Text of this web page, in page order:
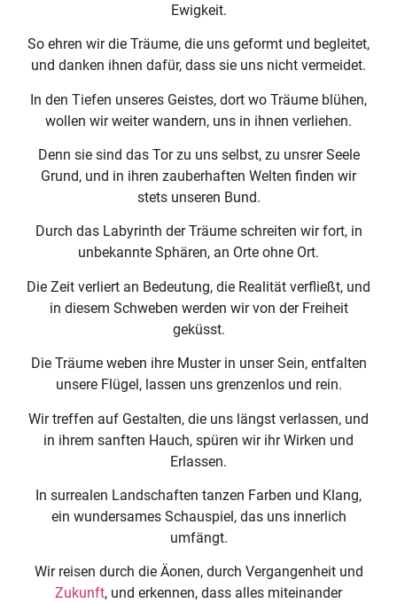
Ewigkeit.
So ehren wir die Träume, die uns geformt und begleitet,
und danken ihnen dafür, dass sie uns nicht vermeidet.
In den Tiefen unseres Geistes, dort wo Träume blühen,
wollen wir weiter wandern, uns in ihnen verliehen.
Denn sie sind das Tor zu uns selbst, zu unsrer Seele
Grund, und in ihren zauberhaften Welten finden wir
stets unseren Bund.
Durch das Labyrinth der Träume schreiten wir fort, in
unbekannte Sphären, an Orte ohne Ort.
Die Zeit verliert an Bedeutung, die Realität verfließt, und
in diesem Schweben werden wir von der Freiheit
geküsst.
Die Träume weben ihre Muster in unser Sein, entfalten
unsere Flügel, lassen uns grenzenlos und rein.
Wir treffen auf Gestalten, die uns längst verlassen, und
in ihrem sanften Hauch, spüren wir ihr Wirken und
Erlassen.
In surrealen Landschaften tanzen Farben und Klang,
ein wundersames Schauspiel, das uns innerlich
umfängt.
Wir reisen durch die Äonen, durch Vergangenheit und
Zukunft, und erkennen, dass alles miteinander